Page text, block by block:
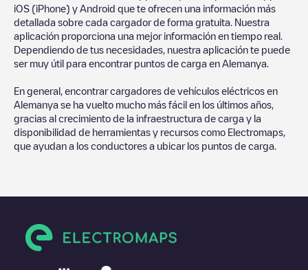
iOS (iPhone) y Android que te ofrecen una información más
detallada sobre cada cargador de forma gratuita. Nuestra
aplicación proporciona una mejor información en tiempo real.
Dependiendo de tus necesidades, nuestra aplicación te puede
ser muy útil para encontrar puntos de carga en Alemanya
En general, encontrar cargadores de vehículos eléctricos en
Alemanya se ha vuelto mucho más fácil en los últimos años,
gracias al crecimiento de la infraestructura de carga y la
disponibilidad de herramientas y recursos como Electromaps,
que ayudan a los conductores a ubicar los puntos de carga.